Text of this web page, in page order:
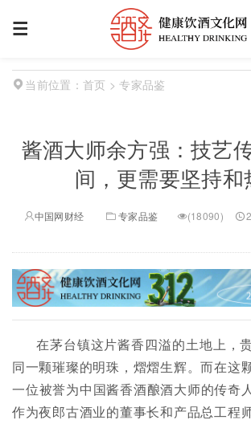
当前位置： 首页 > 专家品鉴
酱酒大师余方强：技艺
间，更需要坚持和
中国网财经 专家品鉴 (18090)
在茅台镇这片酱香四溢的土地上，
同一颗璀璨的明珠，熠熠生辉。而在这
一位被誉为中国酱香酒酿酒大师的传奇
作为夜郎古酒业的董事长和产品总工程